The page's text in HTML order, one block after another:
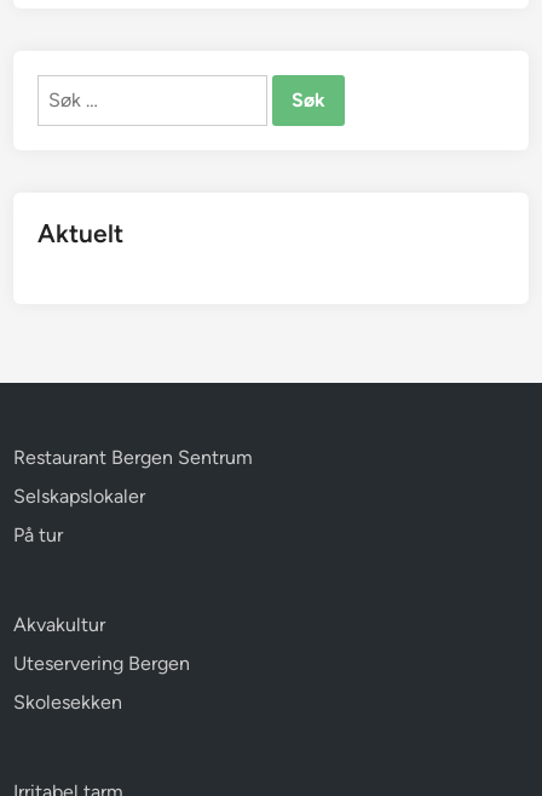
Søk
Aktuelt
Restaurant Bergen Sentrum
Selskapslokaler
På tur
Akvakultur
Uteservering Bergen
Skolesekken